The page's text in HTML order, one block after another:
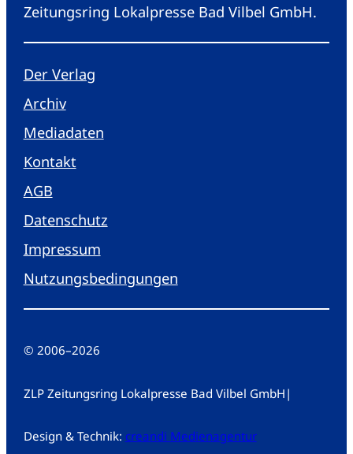
Zeitungsring Lokalpresse Bad Vilbel GmbH.
Der Verlag
Archiv
Mediadaten
Kontakt
AGB
Datenschutz
Impressum
Nutzungsbedingungen
© 2006–2026
ZLP Zeitungsring Lokalpresse Bad Vilbel GmbH |
Design & Technik: creandi Medienagentur